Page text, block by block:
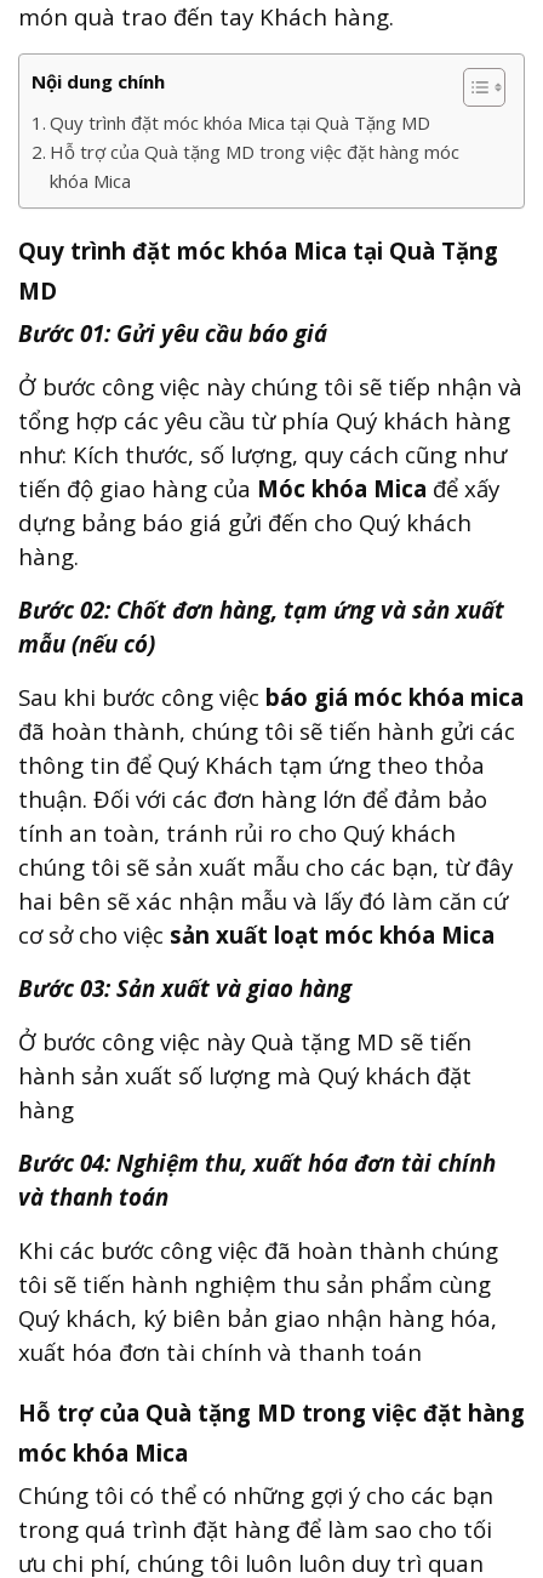
món quà trao đến tay Khách hàng.
Nội dung chính
Quy trình đặt móc khóa Mica tại Quà Tặng MD
Hỗ trợ của Quà tặng MD trong việc đặt hàng móc
khóa Mica
Quy trình đặt móc khóa Mica tại Quà Tặng
MD
Bước 01: Gửi yêu cầu báo giá
Ở bước công việc này chúng tôi sẽ tiếp nhận và
tổng hợp các yêu cầu từ phía Quý khách hàng
như: Kích thước, số lượng, quy cách cũng như
tiến độ giao hàng của Móc khóa Mica để xấy
dựng bảng báo giá gửi đến cho Quý khách
hàng.
Bước 02: Chốt đơn hàng, tạm ứng và sản xuất
mẫu (nếu có)
Sau khi bước công việc báo giá móc khóa mica
đã hoàn thành, chúng tôi sẽ tiến hành gửi các
thông tin để Quý Khách tạm ứng theo thỏa
thuận. Đối với các đơn hàng lớn để đảm bảo
tính an toàn, tránh rủi ro cho Quý khách
chúng tôi sẽ sản xuất mẫu cho các bạn, từ đây
hai bên sẽ xác nhận mẫu và lấy đó làm căn cứ
cơ sở cho việc sản xuất loạt móc khóa Mica
Bước 03: Sản xuất và giao hàng
Ở bước công việc này Quà tặng MD sẽ tiến
hành sản xuất số lượng mà Quý khách đặt
hàng
Bước 04: Nghiệm thu, xuất hóa đơn tài chính
và thanh toán
Khi các bước công việc đã hoàn thành chúng
tôi sẽ tiến hành nghiệm thu sản phẩm cùng
Quý khách, ký biên bản giao nhận hàng hóa,
xuất hóa đơn tài chính và thanh toán
Hỗ trợ của Quà tặng MD trong việc đặt hàng
móc khóa Mica
Chúng tôi có thể có những gợi ý cho các bạn
trong quá trình đặt hàng để làm sao cho tối
ưu chi phí, chúng tôi luôn luôn duy trì quan